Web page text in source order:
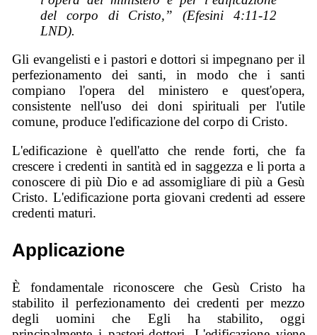
del corpo di Cristo,” (Efesini 4:11-12
LND).
Gli evangelisti e i pastori e dottori si impegnano per il
perfezionamento dei santi, in modo che i santi
compiano l'opera del ministero e quest'opera,
consistente nell'uso dei doni spirituali per l'utile
comune, produce l'edificazione del corpo di Cristo.
L'edificazione è quell'atto che rende forti, che fa
crescere i credenti in santità ed in saggezza e li porta a
conoscere di più Dio e ad assomigliare di più a Gesù
Cristo. L'edificazione porta giovani credenti ad essere
credenti maturi.
Applicazione
È fondamentale riconoscere che Gesù Cristo ha
stabilito il perfezionamento dei credenti per mezzo
degli uomini che Egli ha stabilito, oggi